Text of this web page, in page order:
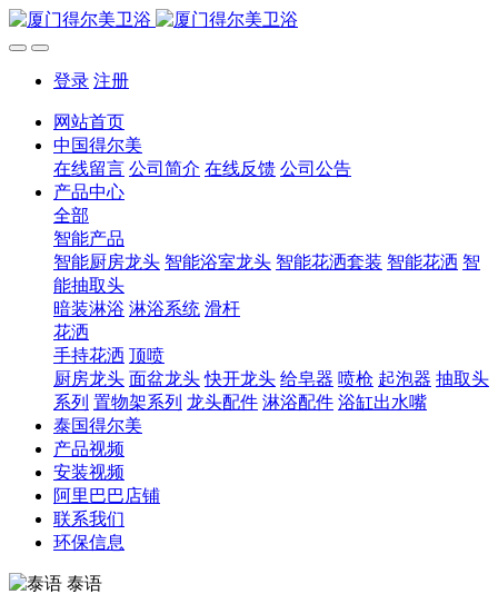
登录 注册
网站首页
中国得尔美
在线留言 公司简介 在线反馈 公司公告
产品中心
全部
智能产品
智能厨房龙头 智能浴室龙头 智能花洒套装 智能花洒 智
能抽取头
暗装淋浴 淋浴系统 滑杆
花洒
手持花洒 顶喷
厨房龙头 面盆龙头 快开龙头 给皂器 喷枪 起泡器 抽取头
系列 置物架系列 龙头配件 淋浴配件 浴缸出水嘴
泰国得尔美
产品视频
安装视频
阿里巴巴店铺
联系我们
环保信息
泰语